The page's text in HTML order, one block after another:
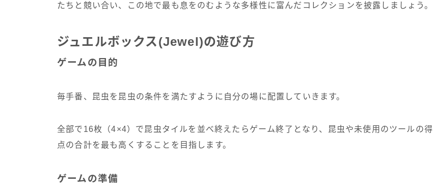
たちと競い合い、この地で最も息をのむような多様性に富んだコレクションを披露しましょう。
ジュエルボックス(Jewel)の遊び方
ゲームの目的
毎手番、昆虫を昆虫の条件を満たすように自分の場に配置していきます。
全部で16枚（4×4）で昆虫タイルを並べ終えたらゲーム終了となり、昆虫や未使用のツールの得
点の合計を最も高くすることを目指します。
ゲームの準備